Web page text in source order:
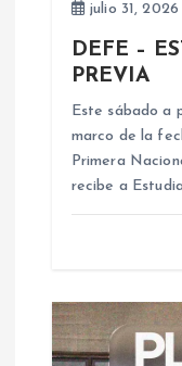
d
julio 31, 2026
DEFE –
PREVIA
Este sábado a
marco de la
Primera
recibe a